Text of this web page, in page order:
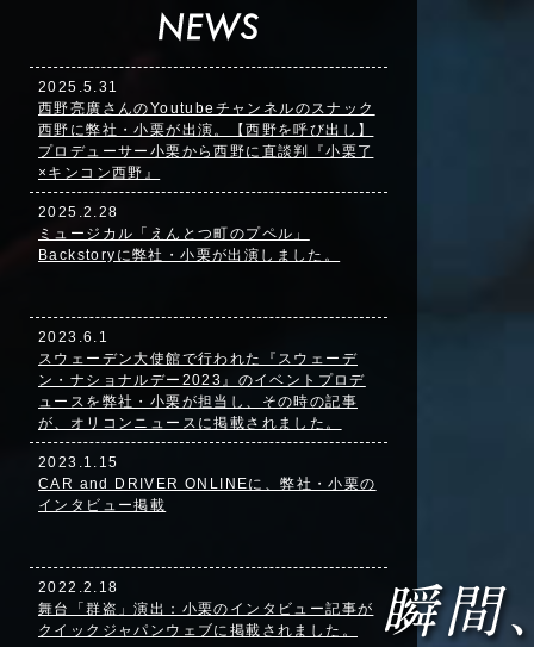
2025.5.31
西野亮廣さんのYoutubeチャンネルのスナック
西野に弊社・小栗が出演。【西野を呼び出し】
プロデューサー小栗から西野に直談判『小栗了
×キンコン西野』
2025.2.28
ミュージカル「えんとつ町のプペル」
Backstoryに弊社・小栗が出演しました。
2023.6.1
スウェーデン大使館で行われた『スウェーデ
ン・ナショナルデー2023』のイベントプロデ
ュースを弊社・小栗が担当し、その時の記事
が、オリコンニュースに掲載されました。
2023.1.15
CAR and DRIVER ONLINEに、弊社・小栗の
インタビュー掲載
2022.2.18
舞台「群盗」演出：小栗のインタビュー記事が
クイックジャパンウェブに掲載されました。